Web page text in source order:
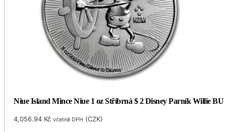
Niue Island Mince Niue 1 oz Stříbrná $ 2 Disney Parník Willie BU
4,056.94 Kč včetně DPH (CZK)